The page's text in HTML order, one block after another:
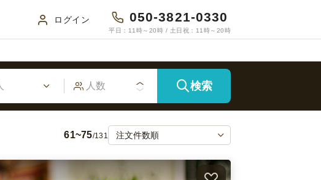
ログイン 050-3821-0330
平日：11時～20時 / 土日祝：11時～20時
検索
61~75/131